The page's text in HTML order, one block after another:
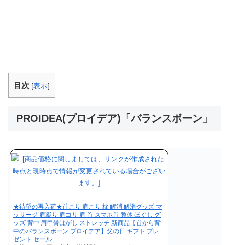
目次 [表示]
PROIDEA(プロイデア)「バランスボーン」
★待望の再入荷★首こり 肩こり 枕 解消 解消グッズ マ
ッサージ 肩凝り 肩コリ 肩 首 スマホ首 整体 ほぐし グ
ッズ 背中 肩甲骨はがし ストレッチ 新商品【首から背
中のバランスボーン プロイデア】父の日 ギフト プレ
ゼント セール